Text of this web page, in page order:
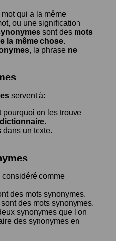
qui a la même
ou une signification
sont des mots
la même chose.
, la phrase ne
servent à:
pourquoi on les trouve
dictionnaire.
dans un texte.
considéré comme
des mots synonymes.
sont des mots synonymes.
synonymes que l’on
des synonymes en